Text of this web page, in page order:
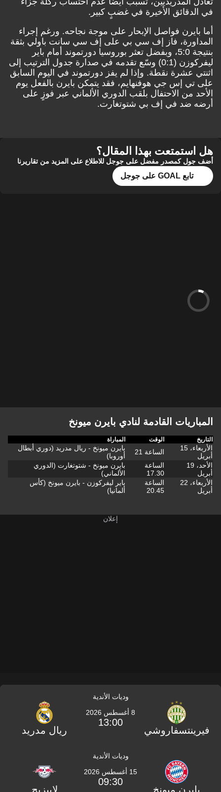
في الدقائق الأخيرة في غضبٍ كبير.
أما بايرن فواصل الإبحار على موجة نجاحه. ورغم إجراء
المداورة، فاز إف سي بي على إف سي سانت باولي بثقة
بنتيجة 5:0، وبفضل تعثر بوروسيا دورتموند أمام باير
ليفركوزن (0:1) وسّع تقدمه في صدارة جدول الترتيب إلى
اثنتي عشرة نقطة. وإذا لم يفز دورتموند في اليوم السابق
على تي إس جي هوفنهايم، فقد يتمكن بايرن بالفعل يوم
الأحد من الاحتفال بلقب الدوري الألماني عبر فوزٍ على
أرضه ضد في إف بي شتوتغارت.
هل استمتعت بهذا المقال؟
أضف جول كمصدر مفضل على جوجل للاطلاع على المزيد من تقاريرنا
تابع GOAL على جوجل
المباريات القادمة لنادي بايرن ميونخ
التاريخ الوقت المباراة
الأربعاء، 15
أبريل
الساعة 21
بايرن ميونخ - ريال مدريد (دوري أبطال
أوروبا)
الأحد، 19
أبريل
الساعة
17.30
بايرن ميونخ - شتوتغارت (الدوري
الألماني)
الأربعاء، 22
أبريل
الساعة
20.45
باير ليفركوزن - بايرن ميونخ (كأس
ألمانيا)
وديات الأندية
فيرينتسفاروشي
8 أغسطس 2026
13:00
ريال مدريد
وديات الأندية
بايرن ميونخ
15 أغسطس 2026
09:30
لايبزيج